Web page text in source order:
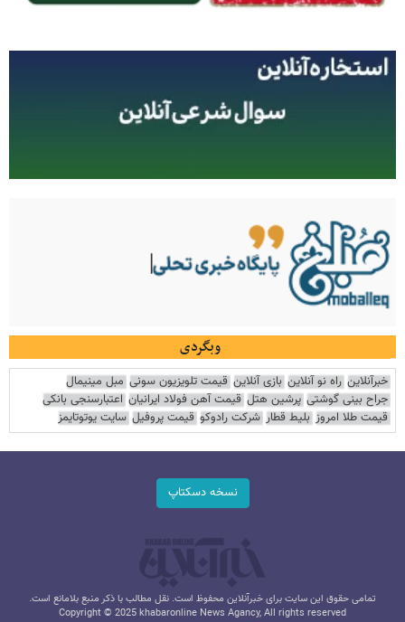
وبگردی
خبرآنلاین راه نو آنلاین بازی آنلاین قیمت تلویزیون سونی مبل مینیمال
جراح بینی گوشتی پرشین هتل قیمت آهن فولاد ایرانیان اعتبارسنجی بانکی
قیمت طلا امروز بلیط قطار شرکت رادوکو قیمت پروفیل سایت یوتوتایمز
نسخه دسکتاپ
تمامی حقوق این سایت برای خبرآنلاین محفوظ است. نقل مطالب با ذکر منبع بلامانع است.
Copyright © 2025 khabaronline News Agancy, All rights reserved